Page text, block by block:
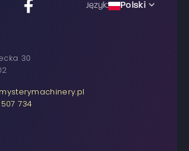
Język: Polski
30
734